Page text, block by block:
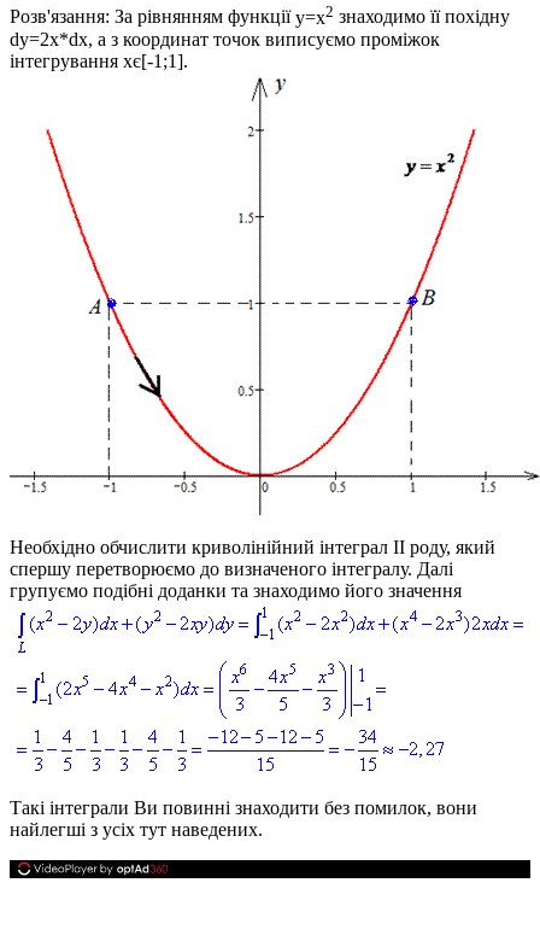
Розв'язання: За рівнянням функціїy=x2 знаходимо її похідну
dy=2x*dx, а з координат точок виписуємо проміжок
інтегрування xє[-1;1].
Необхідно обчислити криволінійний інтеграл ІІ роду, який
спершу перетворюємо до визначеного інтегралу. Далі
групуємо подібні доданки та знаходимо його значення
Такі інтеграли Ви повинні знаходити без помилок, вони
найлегші з усіх тут наведених.